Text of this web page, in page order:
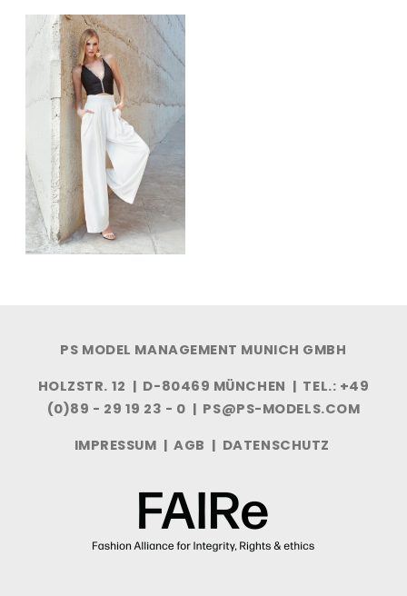
PS MODEL MANAGEMENT MUNICH GMBH
HOLZSTR. 12 | D-80469 MÜNCHEN | TEL.: +49
(0)89 - 29 19 23 - 0 | PS@PS-MODELS.COM
IMPRESSUM |AGB | DATENSCHUTZ